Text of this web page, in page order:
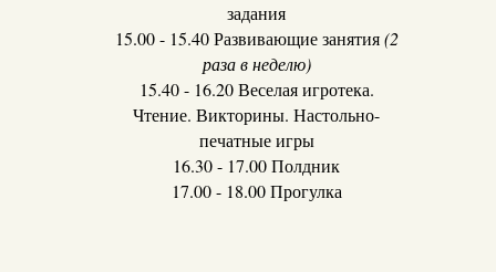
задания
15.00 - 15.40 Развивающие занятия(2
раза в неделю)
15.40 - 16.20 Веселая игротека.
Чтение. Викторины. Настольно-
печатные игры
16.30 - 17.00 Полдник
17.00 - 18.00 Прогулка